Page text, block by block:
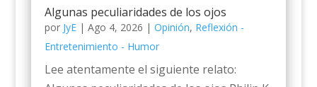
Algunas peculiaridades de los ojos
por JyE| Ago 4, 2026 | Opinión, Reflexión -
Entretenimiento - Humor
Lee atentamente el siguiente relato: